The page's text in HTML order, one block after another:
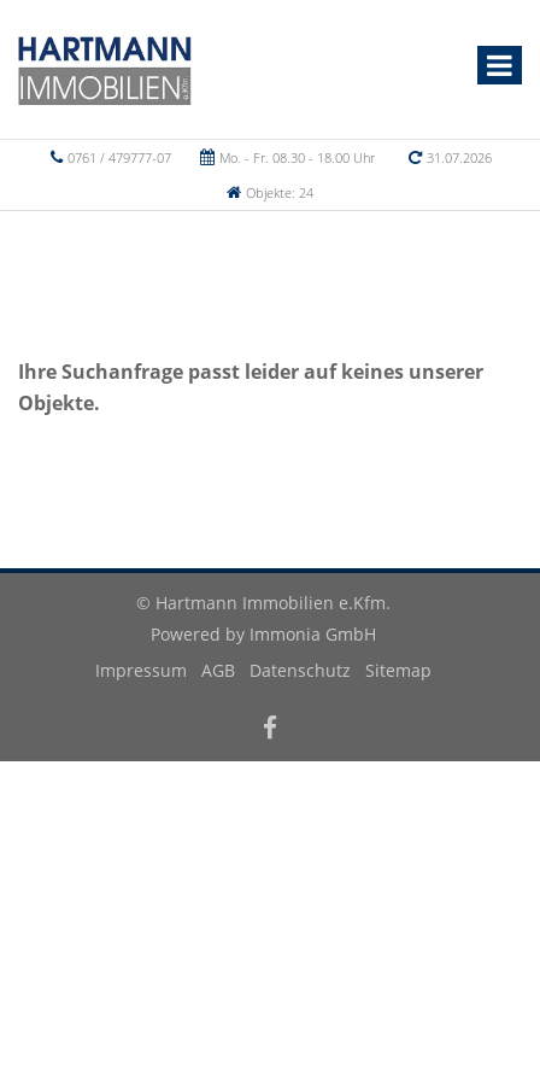
0761 / 479777-07 Mo. - Fr. 08.30 - 18.00 Uhr
31.07.2026
Objekte: 24
Ihre Suchanfrage passt leider auf keines unserer
Objekte.
© Hartmann Immobilien e.Kfm.
Powered by Immonia GmbH
Impressum
AGB Datenschutz Sitemap